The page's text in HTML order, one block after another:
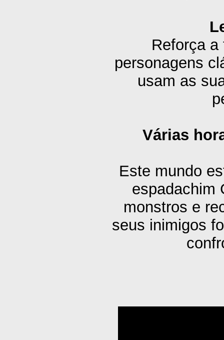
Reforça
personagens
usam as
Várias
Este mundo
espadachim
monstros e
seus inimigos